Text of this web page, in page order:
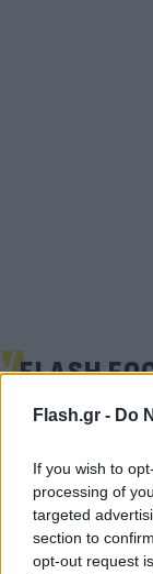
Flash.gr - Do
If you wish to
processing of
targeted
section to
opt-out request
FLASH